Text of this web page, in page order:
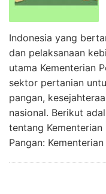
Indonesia yang
dan pelaksanaan
utama Kementerian
sektor pertanian
pangan,
nasional. Berikut
tentang
Pangan: